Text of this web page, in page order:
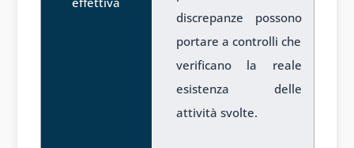
discrepanze possono
portare a controlli che
verificano la reale
esistenza delle
attività svolte.